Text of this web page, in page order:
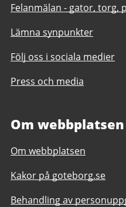
Felanmälan - gator, torg,
Lämna synpunkter
Följ oss i sociala medier
Press och media
Om webbplatsen
Om webbplatsen
Kakor på goteborg.se
Behandling av